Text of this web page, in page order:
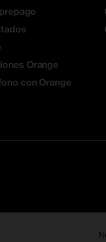
Orange
con Orange